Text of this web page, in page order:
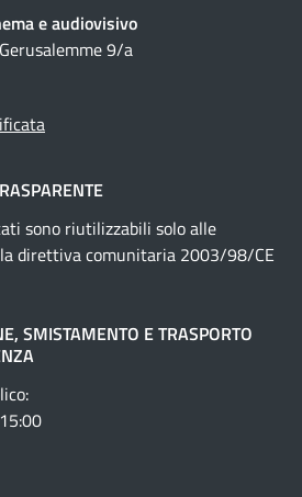
e audiovisivo
9/a
sono riutilizzabili solo alle
direttiva comunitaria 2003/98/CE
SMISTAMENTO E TRASPORTO